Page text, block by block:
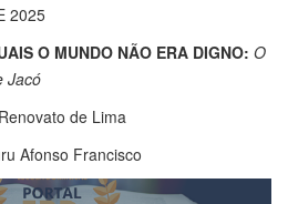
2025
O MUNDO NÃO ERA DIGNO: O
Jacó
de Lima
Afonso Francisco